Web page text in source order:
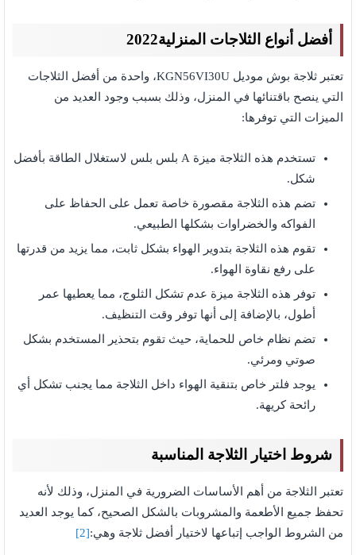
أفضل أنواع الثلاجات المنزلية2022
تعتبر ثلاجة بوش موديل KGN56VI30U، واحدة من أفضل الثلاجات
التي ينصح باقتنائها في المنزل، وذلك بسبب وجود العديد من
الميزات التي توفرها:
تستخدم هذه الثلاجة ميزة A بلس بلس لاستغلال الطاقة بأفضل
شكل.
تضم هذه الثلاجة مقصورة خاصة تعمل على الحفاظ على
الفواكه والخضراوات بشكلها الطبيعي.
تقوم هذه الثلاجة بتدوير الهواء بشكل ثابت، مما يزيد من قدرتها
على رفع نقاوة الهواء.
توفر هذه الثلاجة ميزة عدم تشكل الثلوج، مما يعطيها عمر
أطول، بالإضافة إلى أنها توفر وقت التنظيف.
تضم نظام خاص للحماية، حيث تقوم بتحذير المستخدم بشكل
صوتي ومرئي.
يوجد فلتر خاص بتنقية الهواء داخل الثلاجة مما يجنب تشكل أي
رائحة كريهة.
شروط اختيار الثلاجة المناسبة
تعتبر الثلاجة من أهم الأساسات الضرورية في المنزل، وذلك لأنه
تحفظ جميع الأطعمة والمشروبات بالشكل الصحيح، كما يوجد العديد
من الشروط الواجب إتباعها لاختيار أفضل ثلاجة وهي:[2]